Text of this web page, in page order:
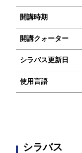
開講時期
開講クォーター
シラバス更新日
使用言語
シラバス